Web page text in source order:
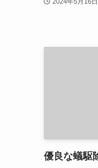
優良な蟻駆